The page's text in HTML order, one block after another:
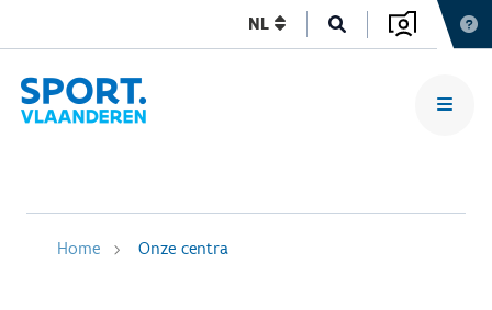
NL
Home Onze centra